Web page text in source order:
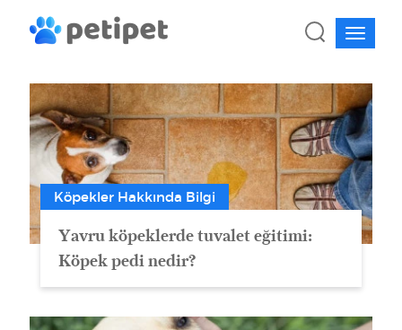
Köpekler Hakkında Bilgi
Yavru köpeklerde tuvalet eğitimi:
Köpek pedi nedir?